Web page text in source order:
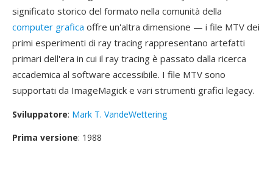
significato storico del formato nella comunità della
computer grafica offre un'altra dimensione — i file MTV dei
primi esperimenti di ray tracing rappresentano artefatti
primari dell'era in cui il ray tracing è passato dalla ricerca
accademica al software accessibile. I file MTV sono
supportati da ImageMagick e vari strumenti grafici legacy.
Sviluppatore: Mark T. VandeWettering
Prima versione: 1988